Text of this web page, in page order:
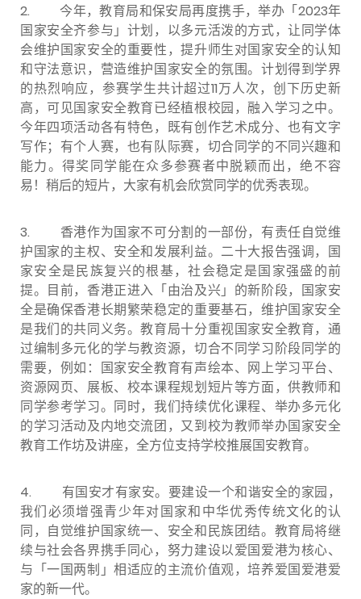
2. 今年，教育局和保安局再度携手，举办「2023年
国家安全齐参与」计划，以多元活泼的方式，让同学体
会维护国家安全的重要性，提升师生对国家安全的认知
和守法意识，营造维护国家安全的氛围。计划得到学界
的热烈响应，参赛学生共计超过11万人次，创下历史新
高，可见国家安全教育已经植根校园，融入学习之中。
今年四项活动各有特色，既有创作艺术成分、也有文字
写作；有个人赛，也有队际赛，切合同学的不同兴趣和
能力。得奖同学能在众多参赛者中脱颖而出，绝不容
易！稍后的短片，大家有机会欣赏同学的优秀表现。
3. 香港作为国家不可分割的一部份，有责任自觉维
护国家的主权、安全和发展利益。 二十大报告强调，国
家安全是民族复兴的根基，社会稳定是国家强盛的前
提。目前， 香港正进入「由治及兴」的新阶段，国家安
全是确保香港长期繁荣稳定的重要基石，维护国家安全
是我们的共同义务。教育局十分重视国家安全教育，通
过编制多元化的学与教资源，切合不同学习阶段同学的
需要，例如：国家安全教育有声绘本、网上学习平台、
资源网页、展板、校本课程规划短片等方面，供教师和
同学参考学习。同时，我们持续优化课程、举办多元化
的学习活动及内地交流团，又到校为教师举办国家安全
教育工作坊及讲座，全方位支持学校推展国安教育。
4. 有国安才有家安。要建设一个和谐安全的家园，
我们必须增强青少年对国家和中华优秀传统文化的认
同，自觉维护国家统一、安全和民族团结。教育局将继
续与社会各界携手同心，努力建设以爱国爱港为核心、
与「一国两制」相适应的主流价值观，培养爱国爱港爱
家的新一代。